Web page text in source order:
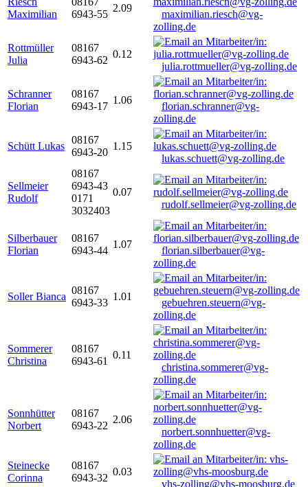
Maximilian
6943-55
2.09
maximilian.riesch@vg-
zolling.de
Rottmüller
Julia
08167
6943-62
0.12
julia.rottmueller@vg-zolling.de
Schranner
Florian
08167
6943-17
1.06
florian.schranner@vg-
zolling.de
Schütt Lukas
08167
6943-20
1.15
lukas.schuett@vg-zolling.de
Sellmeier
Rudolf
08167
6943-43
0171
3032403
0.07
rudolf.sellmeier@vg-zolling.de
Silberbauer
Florian
08167
6943-44
1.07
florian.silberbauer@vg-
zolling.de
Soller Bianca
08167
6943-33
1.01
gebuehren.steuern@vg-
zolling.de
Sommerer
Christina
08167
6943-61
0.11
christina.sommerer@vg-
zolling.de
Sonnhütter
Norbert
08167
6943-22
2.06
norbert.sonnhuetter@vg-
zolling.de
Steinecke
Corinna
08167
6943-32
0.03
vhs-zolling@vhs-moosburg.de